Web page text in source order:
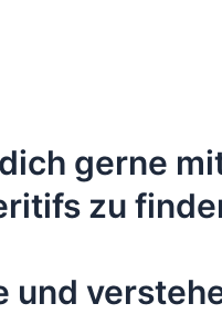
gerne
zu
und